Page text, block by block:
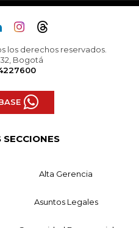
los derechos reservados.
32, Bogotá
Alta Gerencia
Asuntos Legales